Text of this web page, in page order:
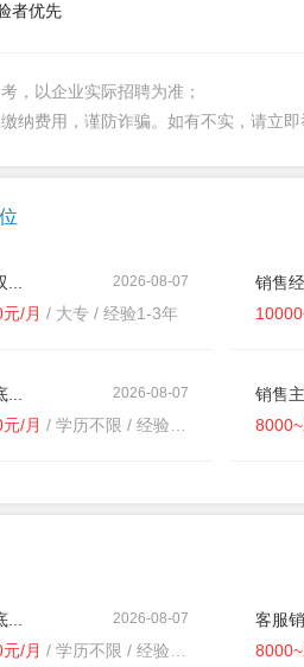
者优先
，以企业实际招聘为准；
纳费用，谨防诈骗。如有不实，请立即
2026-08-07
/月 / 大专 / 经验1-3年
销售
2026-08-07
/月 / 学历不限 / 经验不限
销售
2026-08-07
/月 / 学历不限 / 经验不限
客服